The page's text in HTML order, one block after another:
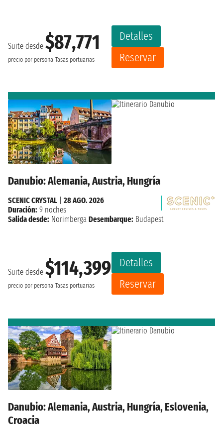
Suite desde $87,771
precio por persona Tasas portuarias
Detalles
Reservar
Danubio: Alemania, Austria, Hungría
Suite desde $114,399
precio por persona Tasas portuarias
Detalles
Reservar
SCENIC CRYSTAL
28 AGO. 2026
Duración: 9 noches
Salida desde: Norimberga Desembarque: Budapest
Danubio: Alemania, Austria, Hungría, Eslovenia,
Croacia